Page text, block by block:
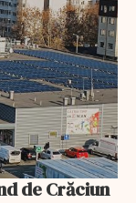
de Crăciun